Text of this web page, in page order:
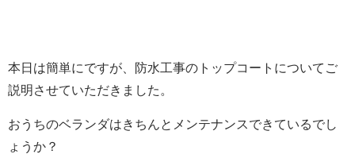
本日は簡単にですが、防水工事のトップコートについてご
説明させていただきました。
おうちのベランダはきちんとメンテナンスできているでし
ょうか？